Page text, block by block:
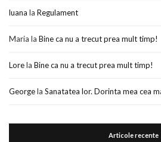
luana la Regulament
Maria la Bine ca nu a trecut prea mult timp!
Lorela Bine ca nu a trecut prea mult timp!
Georgela Sanatatea lor. Dorinta mea cea
Articole recente